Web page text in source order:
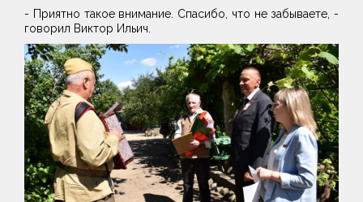
- Приятно такое внимание. Спасибо, что не забываете, -
говорил Виктор Ильич.